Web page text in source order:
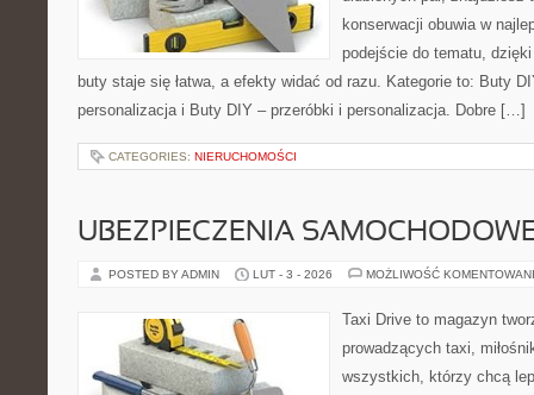
konserwacji obuwia w
podejście do tematu,
buty staje się łatwa, a efekty widać od razu. Kategorie to: Buty
personalizacja i Buty DIY – przeróbki i personalizacja. Dobre […]
CATEGORIES: NIERUCHOMOŚCI
UBEZPIECZENIA
POSTED BY ADMIN LUT - 3 - 2026 MOŻLIWOŚĆ
Taxi Drive to magazyn
prowadzących taxi,
wszystkich, którzy chcą